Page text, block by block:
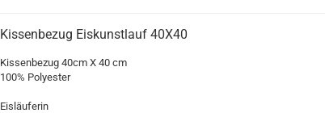
Kissenbezug Eiskunstlauf 40X40
Kissenbezug 40cm X 40 cm
100% Polyester
Eisläuferin